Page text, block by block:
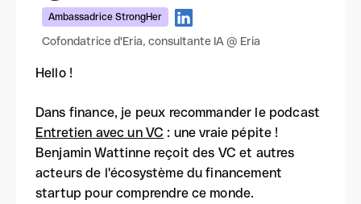
Ambassadrice StrongHer
Cofondatrice d'Eria, consultante IA @ Eria
Hello !
Dans finance, je peux recommander le podcast
Entretien avec un VC : une vraie pépite !
Benjamin Wattinne reçoit des VC et autres
acteurs de l'écosystème du financement
startup pour comprendre ce monde.